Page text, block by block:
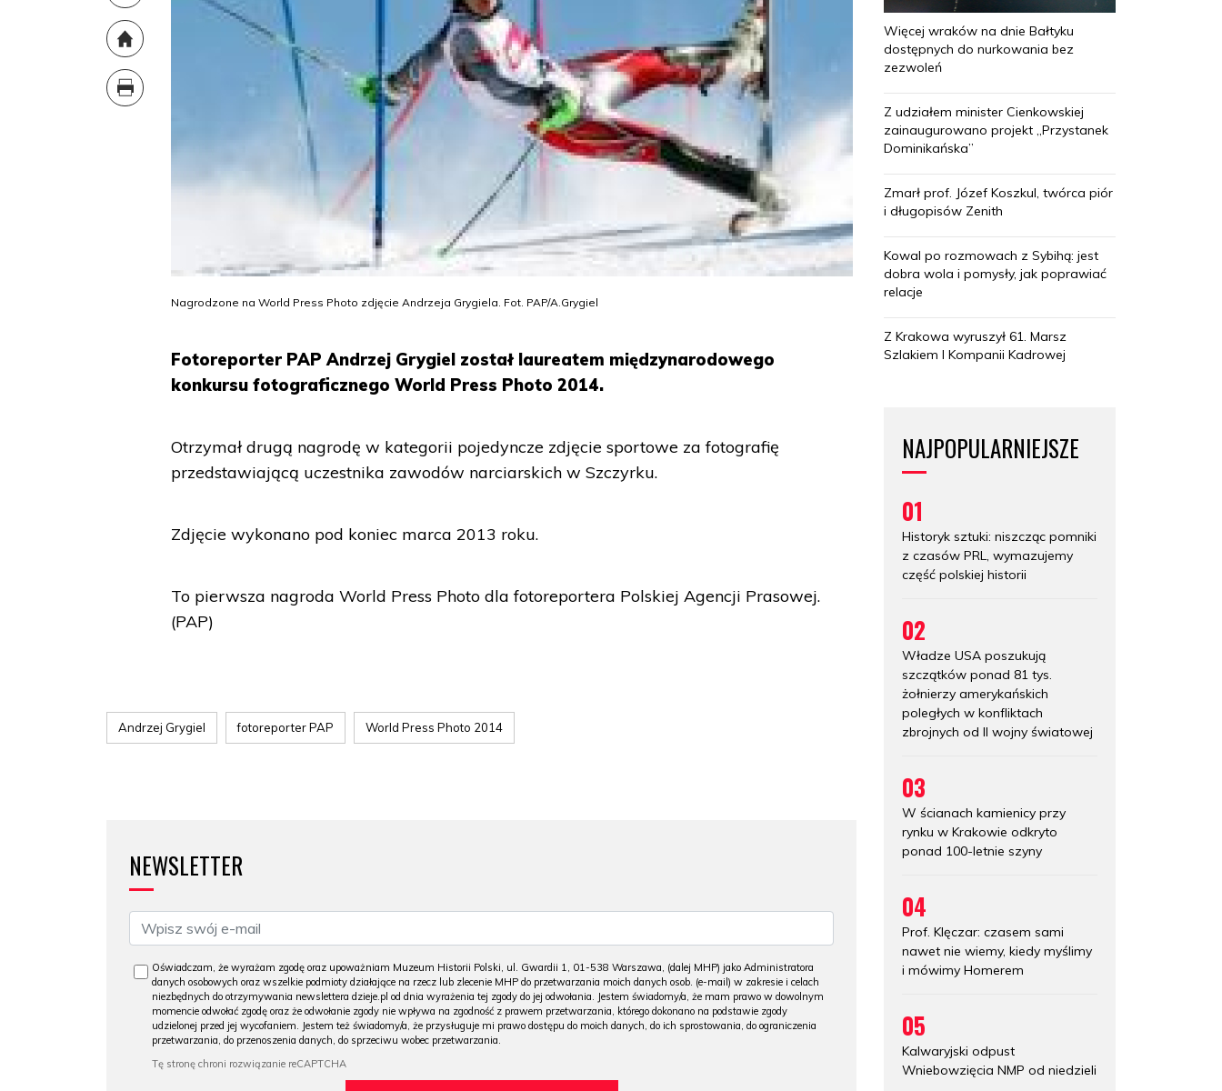
Nagrodzone na World Press Photo zdjęcie Andrzeja Grygiela. Fot. PAP/A.Grygiel
Fotoreporter PAP Andrzej Grygiel został laureatem międzynarodowego
konkursu fotograficznego World Press Photo 2014.
Otrzymał drugą nagrodę w kategorii pojedyncze zdjęcie sportowe za fotografię
przedstawiającą uczestnika zawodów narciarskich w Szczyrku.
Zdjęcie wykonano pod koniec marca 2013 roku.
To pierwsza nagroda World Press Photo dla fotoreportera Polskiej Agencji Prasowej.
(PAP)
Andrzej Grygiel fotoreporter PAP World Press Photo 2014
NEWSLETTER
Oświadczam, że wyrażam zgodę oraz upoważniam Muzeum Historii Polski, ul. Gwardii 1, 01-538 Warszawa, (dalej MHP) jako Administratora
danych osobowych oraz wszelkie podmioty działające na rzecz lub zlecenie MHP do przetwarzania moich danych osob. (e-mail) w zakresie i celach
niezbędnych do otrzymywania newslettera dzieje.pl od dnia wyrażenia tej zgody do jej odwołania. Jestem świadomy/a, że mam prawo w dowolnym
momencie odwołać zgodę oraz że odwołanie zgody nie wpływa na zgodność z prawem przetwarzania, którego dokonano na podstawie zgody
udzielonej przed jej wycofaniem. Jestem też świadomy/a, że przysługuje mi prawo dostępu do moich danych, do ich sprostowania, do ograniczenia
przetwarzania, do przenoszenia danych, do sprzeciwu wobec przetwarzania.
Więcej wraków na dnie Bałtyku
dostępnych do nurkowania bez
zezwoleń
Z udziałem minister Cienkowskiej
zainaugurowano projekt „Przystanek
Dominikańska”
Zmarł prof. Józef Koszkul, twórca piór
i długopisów Zenith
Kowal po rozmowach z Sybihą: jest
dobra wola i pomysły, jak poprawiać
relacje
Z Krakowa wyruszył 61. Marsz
Szlakiem I Kompanii Kadrowej
NAJPOPULARNIEJSZE
01
Historyk sztuki: niszcząc pomniki
z czasów PRL, wymazujemy
część polskiej historii
02
Władze USA poszukują
szczątków ponad 81 tys.
żołnierzy amerykańskich
poległych w konfliktach
zbrojnych od II wojny światowej
03
W ścianach kamienicy przy
rynku w Krakowie odkryto
ponad 100-letnie szyny
04
Prof. Klęczar: czasem sami
nawet nie wiemy, kiedy myślimy
i mówimy Homerem
05
Kalwaryjski odpust
Wniebowzięcia NMP od niedzieli